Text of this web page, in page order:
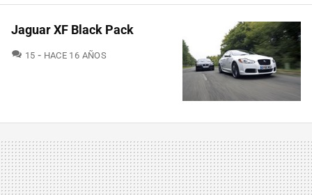
Jaguar XF Black Pack
15 COMENTARIOS
HACE 16 AÑOS